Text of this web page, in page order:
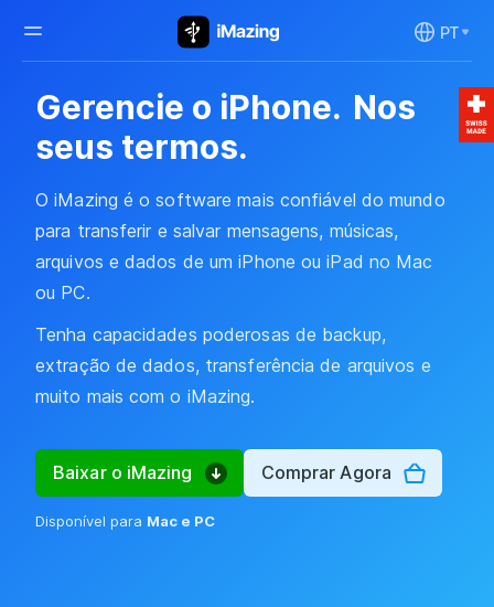
PT
Gerencie o iPhone. Nos
seus termos.
O iMazing é o software mais confiável do mundo
para transferir e salvar mensagens, músicas,
arquivos e dados de um iPhone ou iPad no Mac
ou PC.
Tenha capacidades poderosas de backup,
extração de dados, transferência de arquivos e
muito mais com o iMazing.
Baixar o iMazing Comprar Agora
Disponível para Mac e PC